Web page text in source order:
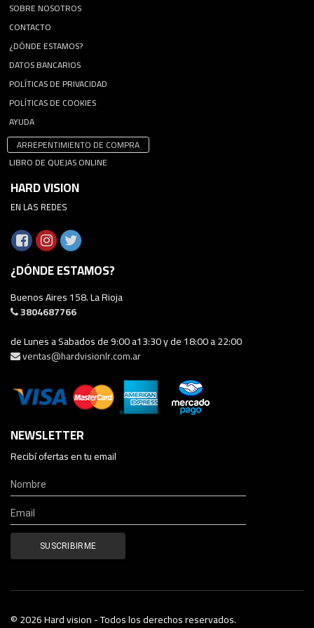
SOBRE NOSOTROS
CONTACTO
¿DÓNDE ESTAMOS?
DATOS BANCARIOS
POLÍTICAS DE PRIVACIDAD
POLÍTICAS DE COOKIES
AYUDA
ARREPENTIMIENTO DE COMPRA
LIBRO DE QUEJAS ONLINE
HARD VISION
EN LAS REDES
¿DÓNDE ESTAMOS?
Buenos Aires 158. La Rioja
3804687766
de Lunes a Sabados de 9:00 a13:30 y de 18:00 a 22:00
ventas@hardvisionlr.com.ar
NEWSLETTER
Recibí ofertas en tu email
© 2026 Hard vision - Todos los derechos reservados.